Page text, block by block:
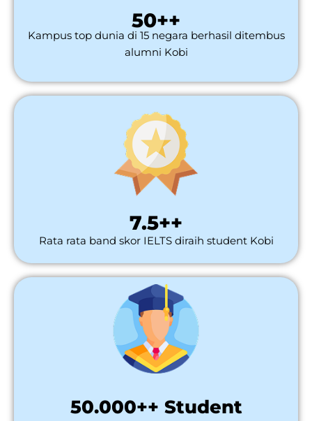
50++
Kampus top dunia di 15 negara berhasil ditembus
alumni Kobi
7.5++
Rata rata band skor IELTS diraih student Kobi
50.000++ Student